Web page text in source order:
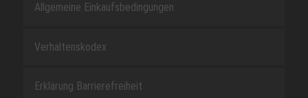
Allgemeine Einkaufsbedingungen
Verhaltenskodex
Erklärung Barrierefreiheit